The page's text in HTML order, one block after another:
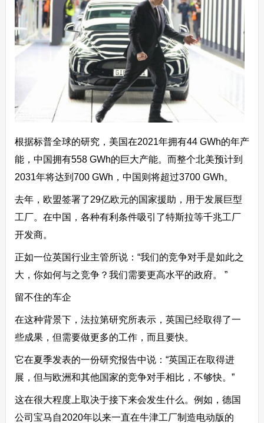
根据标普全球的研究，美国在2021年拥有44 GWh的年产
能，中国拥有558 GWh的巨大产能。而整个北美预计到
2031年将达到700 GWh，中国则将超过3700 GWh。
去年，欧盟签署了29亿欧元的国家援助，用于发展巨型
工厂。在中国，各种有利条件吸引了特斯拉等千兆工厂
开发商。
正如一位英国行业主管所说：“我们的竞争对手是如此之
大，你如何与之竞争？我们需要更高水平的政府。 ”
留不住的车企
在这种背景下，法拉第研究所表示，英国已经取得了一
些成果，但需要做更多的工作，而且要快。
它在夏季发表的一份研究报告中说：“英国正在取得进
展，但与欧洲和其他国家的竞争对手相比，不够快。”
这在很大程度上取决于接下来会发生什么。例如，德国
公司宝马自2020年以来一直在牛津工厂制造电动版的